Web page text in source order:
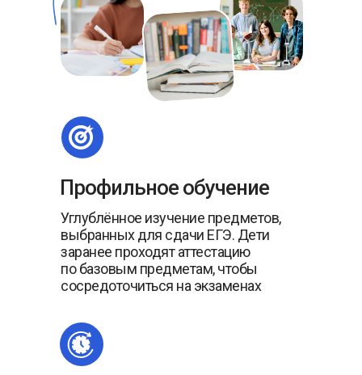
Углублённое изучение предметов,
выбранных для сдачи ЕГЭ. Дети
заранее проходят аттестацию
по базовым предметам, чтобы
сосредоточиться на экзаменах
Профильное обучение